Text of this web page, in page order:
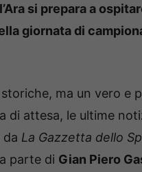
si prepara a
giornata di
ma un vero e
di attesa, le ultime
La Gazzetta dello
parte di Gian Piero